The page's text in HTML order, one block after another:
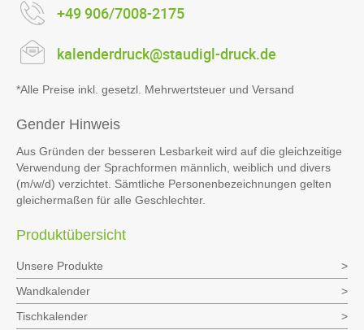
+49 906/7008-2175
kalenderdruck@staudigl-druck.de
*Alle Preise inkl. gesetzl. Mehrwertsteuer und Versand
Gender Hinweis
Aus Gründen der besseren Lesbarkeit wird auf die gleichzeitige
Verwendung der Sprachformen männlich, weiblich und divers
(m/w/d) verzichtet. Sämtliche Personenbezeichnungen gelten
gleichermaßen für alle Geschlechter.
Produktübersicht
Unsere Produkte
Wandkalender
Tischkalender